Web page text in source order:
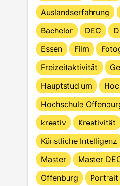
Auslandserfahrung
Bachelor
DEC
Essen
Film
Freizeitaktivität
Hauptstudium
Hochschule
kreativ
Kreativität
Künstliche Intelligenz
Master
Master
Offenburg
Portrait